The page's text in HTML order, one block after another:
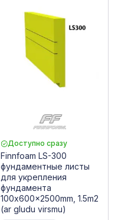
Доступно сразу
Finnfoam LS-300
фундаментные листы
для укрепления
фундамента
100x600x2500mm, 1.5m2
(ar gludu virsmu)